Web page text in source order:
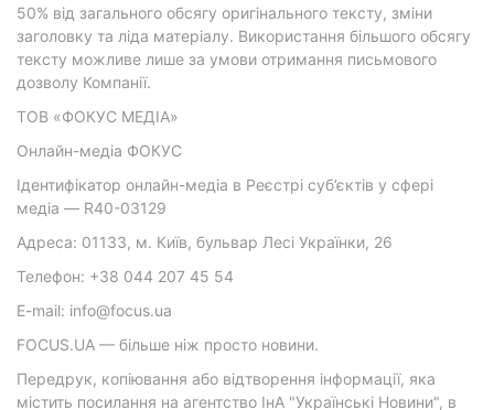
50% від загального обсягу оригінального тексту, зміни
заголовку та ліда матеріалу. Використання більшого обсягу
тексту можливе лише за умови отримання письмового
дозволу Компанії.
ТОВ «ФОКУС МЕДІА»
Онлайн-медіа ФОКУС
Ідентифікатор онлайн-медіа в Реєстрі суб’єктів у сфері
медіа — R40-03129
Адреса: 01133, м. Київ, бульвар Лесі Українки, 26
Телефон: +38 044 207 45 54
E-mail: info@focus.ua
FOCUS.UA — більше ніж просто новини.
Передрук, копіювання або відтворення інформації, яка
містить посилання на агентство ІнА "Українські Новини", в